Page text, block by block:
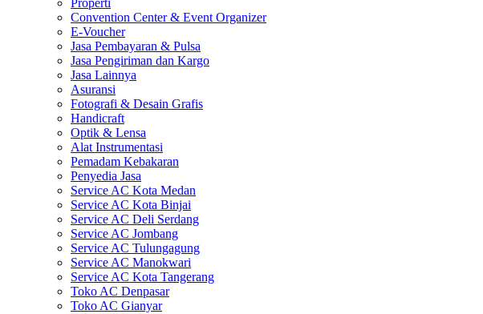
Properti
Convention Center & Event Organizer
E-Voucher
Jasa Pembayaran & Pulsa
Jasa Pengiriman dan Kargo
Jasa Lainnya
Asuransi
Fotografi & Desain Grafis
Handicraft
Optik & Lensa
Alat Instrumentasi
Pemadam Kebakaran
Penyedia Jasa
Service AC Kota Medan
Service AC Kota Binjai
Service AC Deli Serdang
Service AC Jombang
Service AC Tulungagung
Service AC Manokwari
Service AC Kota Tangerang
Toko AC Denpasar
Toko AC Gianyar